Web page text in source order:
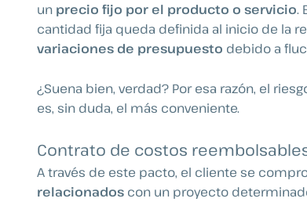
un precio fijo por el producto o servicio.
cantidad fija queda definida al inicio de la
variaciones de presupuesto debido a
¿Suena bien, verdad? Por esa razón, el
es, sin duda, el más conveniente.
Contrato de costos
A través de este pacto, el cliente se
relacionados con un proyecto